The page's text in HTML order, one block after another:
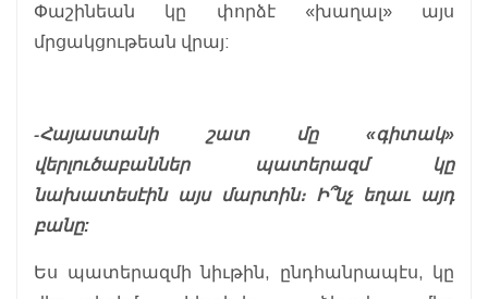
Փաշինեան կը փորձէ «խաղալ» այս
մրցակցութեան վրայ:
-Հայաստանի շատ մը «գիտակ»
վերլուծաբաններ պատերազմ կը
նախատեսէին այս մարտին։ Ի՞նչ եղաւ այդ
բանը:
Ես պատերազմի նիւթին, ընդհանրապէս, կը